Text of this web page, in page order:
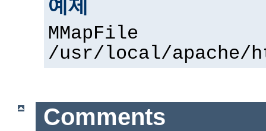
예제
MMapFile
/usr/local/apache/
Comments